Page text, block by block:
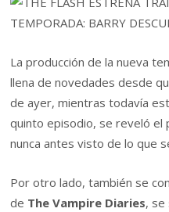
La producción de la nueva
llena de novedades desde
de ayer, mientras todavía
quinto episodio, se reveló el
nunca antes visto de lo que
Por otro lado, también se
de The Vampire Diaries, se